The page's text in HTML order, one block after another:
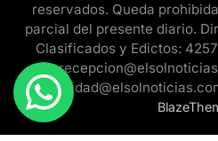
reservados. Queda
parcial del presente diario.
Clasificados y Edictos: